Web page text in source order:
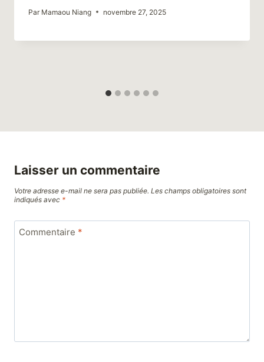
Par Mamaou Niang novembre 27, 2025
Laisser un commentaire
Votre adresse e-mail ne sera pas publiée. Les champs obligatoires sont
indiqués avec *
Commentaire *